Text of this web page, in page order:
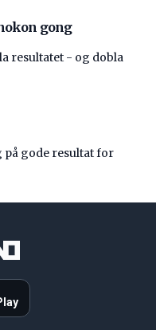
gong
resultatet - og dobla
på gode resultat for